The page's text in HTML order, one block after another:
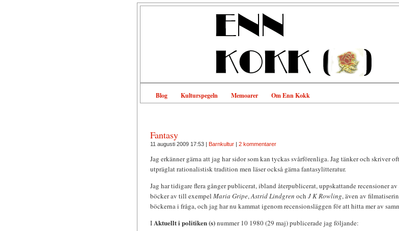
Blog Kulturspegeln Memoarer Om Enn Kokk
Fantasy
11 augusti 2009 17:53 | Barnkultur| 2 kommentarer
Jag erkänner gärna att jag har sidor som kan tyckas svårförenliga. Jag tänker och skriver
utpräglat rationalistisk tradition men läser också gärna fantasylitteratur.
Jag har tidigare flera gånger publicerat, ibland återpublicerat, uppskattande recensioner av
böcker av till exempel Maria Gripe,Astrid Lindgren och J K Rowling, även av
böckerna i fråga, och jag har nu kammat igenom recensionsläggen för att hitta mer av
IAktuellt i politiken (s)nummer 10 1980 (29 maj) publicerade jag följande: